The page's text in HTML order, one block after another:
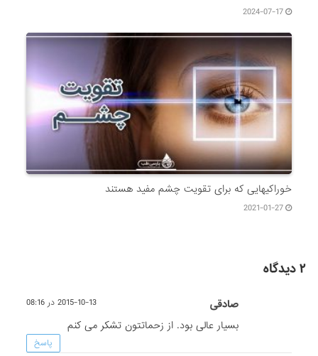
2024-07-17
خوراکیهایی که برای تقویت چشم مفید هستند
2021-01-27
۲ دیدگاه
صادقی 2015-10-13 در 08:16
بسیار عالی بود. از زحماتتون تشکر می کنم
پاسخ